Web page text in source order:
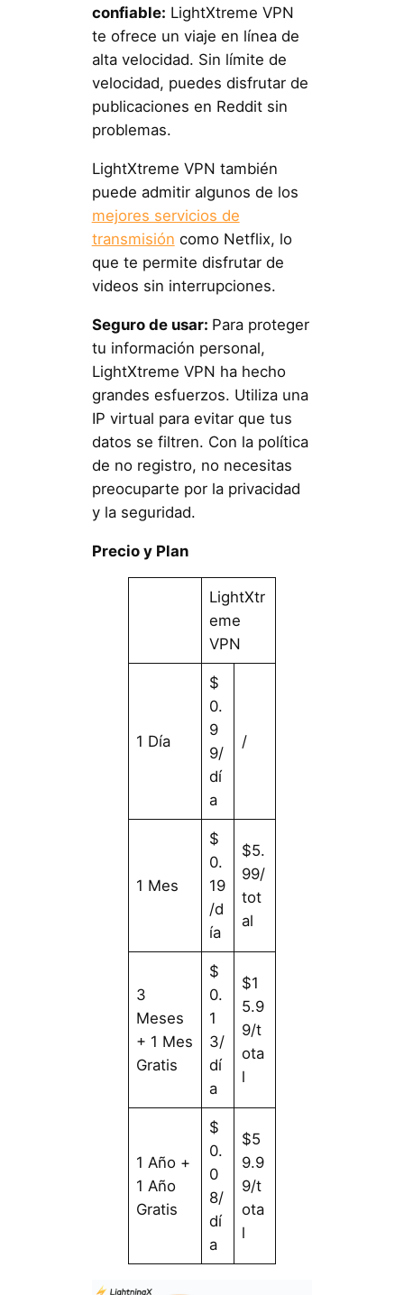
confiable: LightXtreme VPN
te ofrece un viaje en línea de
alta velocidad. Sin límite de
velocidad, puedes disfrutar de
publicaciones en Reddit sin
problemas.
LightXtreme VPN también
puede admitir algunos de los
mejores servicios de
transmisión como Netflix, lo
que te permite disfrutar de
videos sin interrupciones.
Seguro de usar: Para proteger
tu información personal,
LightXtreme VPN ha hecho
grandes esfuerzos. Utiliza una
IP virtual para evitar que tus
datos se filtren. Con la política
de no registro, no necesitas
preocuparte por la privacidad
y la seguridad.
Precio y Plan
LightXtr
eme
VPN
1 Día
$
0.
9
9/
dí
a
/
1 Mes
$
0.
19
/d
ía
$5.
99/
tot
al
3
Meses
+ 1 Mes
Gratis
$
0.
1
3/
dí
a
$1
5.9
9/t
ota
l
1 Año +
1 Año
Gratis
$
0.
0
8/
dí
a
$5
9.9
9/t
ota
l